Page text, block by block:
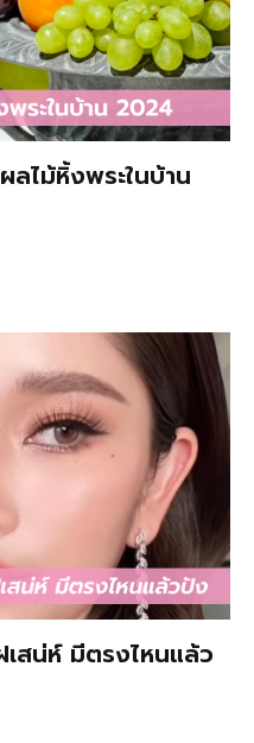
ลไม้หิ้งพระในบ้าน
สน่ห์ มีตรงไหนแล้ว